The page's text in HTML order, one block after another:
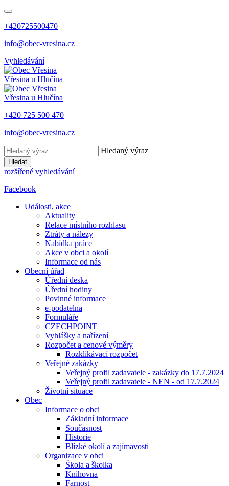
+420725500470
info@obec-vresina.cz
Vyhledávání
Vřesina u Hlučína
Vřesina u Hlučína
+420 725 500 470
info@obec-vresina.cz
Hledaný výraz
Hledat
rozšířené vyhledávání
Facebook
Události, akce
Aktuality
Relace místního rozhlasu
Ztráty a nálezy
Nabídka práce
Akce v obci a okolí
Informace od nás
Obecní úřad
Úřední deska
Úřední hodiny
Povinné informace
e-podatelna
Formuláře
CZECHPOINT
Vyhlášky a nařízení
Rozpočet a cenové výměry
Rozklikávací rozpočet
Veřejné zakázky
Veřejný profil zadavatele - zakázky do 17.7.2024
Veřejný profil zadavatele - NEN - od 17.7.2024
Životní situace
Obec
Informace o obci
Základní informace
Současnost
Historie
Blízké okolí a zajímavosti
Organizace v obci
Škola a školka
Knihovna
Farnost